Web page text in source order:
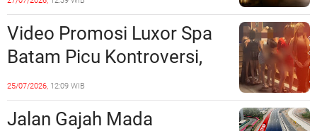
Langsung Di-Takedown
Video Promosi Luxor Spa
Batam Picu Kontroversi,
Dinilai Bermuatan Sensual
25/07/2026, 12:09 WIB
Jalan Gajah Mada